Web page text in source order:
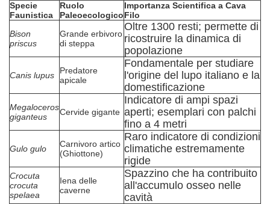
Specie
Faunistica
Ruolo
Paleoecologico
Importanza Scientifica a Cava
Filo
Bison
priscus
Grande erbivoro
di steppa
Oltre 1300 resti; permette di
ricostruire la dinamica di
popolazione
Canis lupus
Predatore
apicale
Fondamentale per studiare
l'origine del lupo italiano e la
domestificazione
Megaloceros
giganteus
Cervide gigante
Indicatore di ampi spazi
aperti; esemplari con palchi
fino a 4 metri
Gulo gulo
Carnivoro artico
(Ghiottone)
Raro indicatore di condizioni
climatiche estremamente
rigide
Crocuta
crocuta
spelaea
Iena delle
caverne
Spazzino che ha contribuito
all'accumulo osseo nelle
cavità